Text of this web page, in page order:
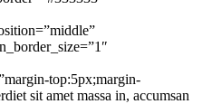
top:5px;margin-
sit amet massa in, accumsan